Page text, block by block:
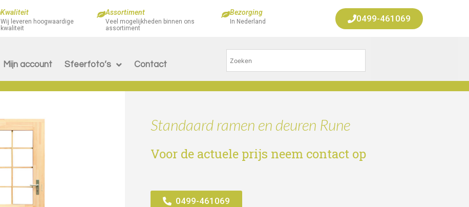
Kwaliteit
Wij leveren hoogwaardige
kwaliteit
Assortiment
Veel mogelijkheden binnen ons
assortiment
Bezorging
In Nederland 0499-461069
Mijn account Sfeerfoto’s Contact
Standaard ramen en deuren Rune
Voor de actuele prijs neem contact op
0499-461069